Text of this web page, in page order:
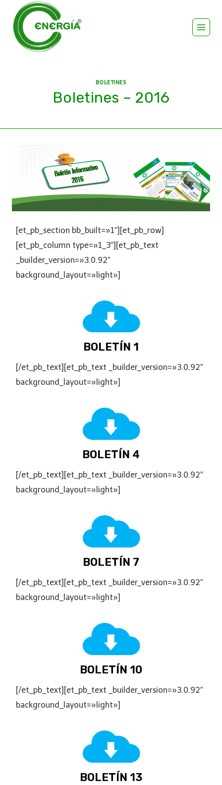
BOLETINES
Boletines – 2016
[et_pb_section bb_built=»1″][et_pb_row]
[et_pb_column type=»1_3″][et_pb_text
_builder_version=»3.0.92″
background_layout=»light»]
BOLETÍN 1
[/et_pb_text][et_pb_text _builder_version=»3.0.92″
background_layout=»light»]
BOLETÍN 4
[/et_pb_text][et_pb_text _builder_version=»3.0.92″
background_layout=»light»]
BOLETÍN 7
[/et_pb_text][et_pb_text _builder_version=»3.0.92″
background_layout=»light»]
BOLETÍN 10
[/et_pb_text][et_pb_text _builder_version=»3.0.92″
background_layout=»light»]
BOLETÍN 13